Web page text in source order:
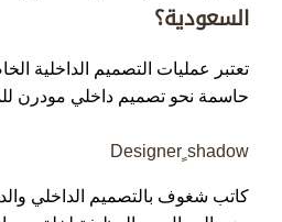
السعودية؟
تعتبر عمليات التصميم الداخلية
حاسمة نحو تصميم داخلي مودرن
Designer ٍshadow
كاتب شغوف بالتصميم الداخلي